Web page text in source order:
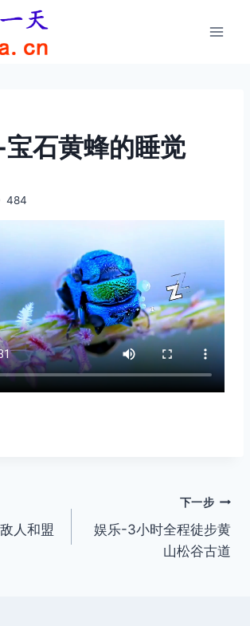
石黄蜂的睡觉
484
人和盟
下一步
娱乐-3小时全程徒步黄
山松谷古道